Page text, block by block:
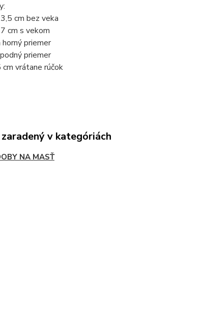
cm bez veka
cm s vekom
priemer
priemer
cm vrátane rúčok
v kategóriách
NA MASŤ